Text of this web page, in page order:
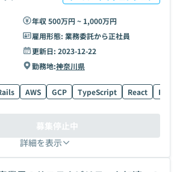
年収 500万円 ~ 1,000万円
雇用形態: 業務委託から正社員
更新日: 2023-12-22
勤務地:神奈川県
AWS GCP TypeScript React Figma
詳細を表示
募集停止中